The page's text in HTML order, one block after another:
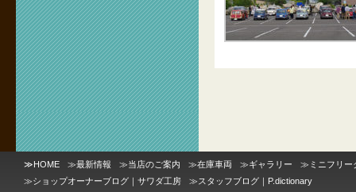
≫HOME ≫最新情報 ≫当店のご案内 ≫在庫車両 ≫ギャラリー ≫ ミニフリー
≫ショップオーナーブログ｜サワダ工房 ≫スタッフブログ｜P.dictionary